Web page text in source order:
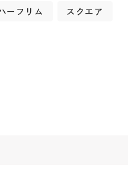
ーフリム スクエア